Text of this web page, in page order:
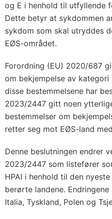
og E i henhold til utfyllende
Dette betyr at sykdommen
sykdom som skal utryddes
EØS-området.
Forordning (EU) 2020/687
om bekjempelse av
disse bestemmelsene har
2023/2447 gitt noen
bestemmelser om
retter seg mot EØS-land
Denne beslutningen endrer
2023/2447 som listefører
HPAI i henhold til den
berørte landene.
Italia, Tyskland, Polen og